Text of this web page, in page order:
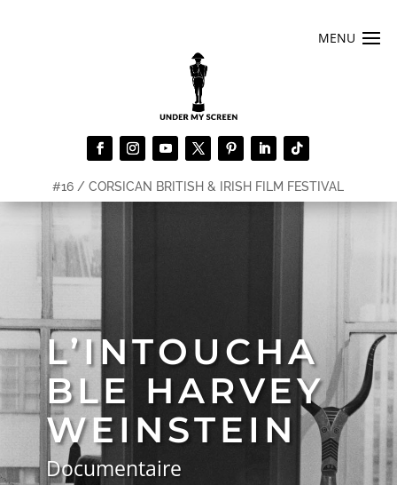
#16 / CORSICAN BRITISH & IRISH FILM FESTIVAL
L’INTOUCHA
BLE HARVEY
WEINSTEIN
Documentaire